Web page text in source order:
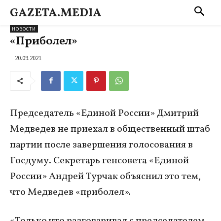
GAZETA.MEDIA
НОВОСТИ
«Приболел»
20.09.2021
Председатель «Единой России» Дмитрий
Медведев не приехал в общественный штаб
партии после завершения голосования в
Госдуму. Секретарь генсовета «Единой
России» Андрей Турчак объяснил это тем,
что Медведев «приболел».